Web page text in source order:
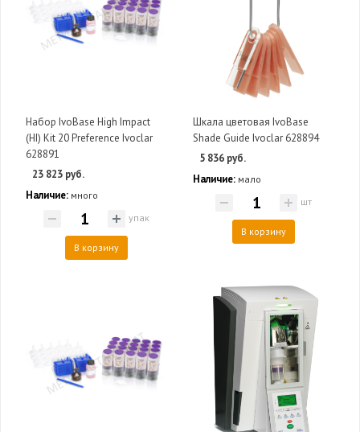
Набор IvoBase High Impact
(HI) Kit 20 Preference Ivoclar
628891
23 823 руб.
Наличие: много
упак
В корзину
Шкала цветовая IvoBase
Shade Guide Ivoclar 628894
5 836 руб.
Наличие: мало
шт
В корзину